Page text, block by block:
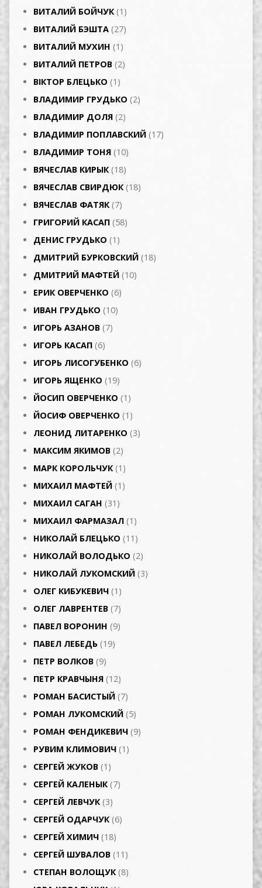
ВИТАЛИЙ БОЙЧУК(1)
ВИТАЛИЙ БЭШТА (27)
ВИТАЛИЙ МУХИН (1)
ВИТАЛИЙ ПЕТРОВ (2)
ВІКТОР БЛЕЦЬКО (1)
ВЛАДИМИР ГРУДЬКО (2)
ВЛАДИМИР ДОЛЯ (2)
ВЛАДИМИР ПОПЛАВСКИЙ (17)
ВЛАДИМИР ТОНЯ (10)
ВЯЧЕСЛАВ КИРЫК(18)
ВЯЧЕСЛАВ СВИРДЮК(18)
ВЯЧЕСЛАВ ФАТЯК(7)
ГРИГОРИЙ КАСАП (58)
ДЕНИС ГРУДЬКО (1)
ДМИТРИЙ БУРКОВСКИЙ (18)
ДМИТРИЙ МАФТЕЙ (10)
ЕРИК ОВЕРЧЕНКО (6)
ИВАН ГРУДЬКО (10)
ИГОРЬ АЗАНОВ (7)
ИГОРЬ КАСАП (6)
ИГОРЬ ЛИСОГУБЕНКО (6)
ИГОРЬ ЯЩЕНКО (19)
ЙОСИП ОВЕРЧЕНКО (1)
ЙОСИФ ОВЕРЧЕНКО (1)
ЛЕОНИД ЛИТАРЕНКО (3)
МАКСИМ ЯКИМОВ (2)
МАРК КОРОЛЬЧУК(1)
МИХАИЛ МАФТЕЙ (1)
МИХАИЛ САГАН (31)
МИХАИЛ ФАРМАЗАЛ (1)
НИКОЛАЙ БЛЕЦЬКО (11)
НИКОЛАЙ ВОЛОДЬКО (2)
НИКОЛАЙ ЛУКОМСКИЙ (3)
ОЛЕГ КИБУКЕВИЧ (1)
ОЛЕГ ЛАВРЕНТЕВ (7)
ПАВЕЛ ВОРОНИН (9)
ПАВЕЛ ЛЕБЕДЬ (19)
ПЕТР ВОЛКОВ (9)
ПЕТР КРАВЧЫНЯ (12)
РОМАН БАСИСТЫЙ (7)
РОМАН ЛУКОМСКИЙ (5)
РОМАН ФЕНДИКЕВИЧ (9)
РУВИМ КЛИМОВИЧ (1)
СЕРГЕЙ ЖУКОВ (1)
СЕРГЕЙ КАЛЕНЫК(7)
СЕРГЕЙ ЛЕВЧУК(3)
СЕРГЕЙ ОДАРЧУК(6)
СЕРГЕЙ ХИМИЧ (18)
СЕРГЕЙ ШУВАЛОВ (11)
СТЕПАН ВОЛОЩУК(8)